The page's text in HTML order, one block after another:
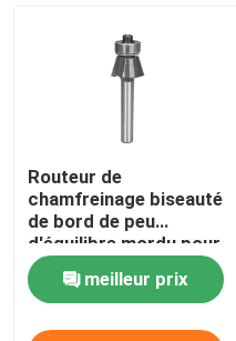
Routeur de
chamfreinage biseauté
de bord de peu
d'équilibre mordu pour
le placage et le
stratifiémeilleur prix